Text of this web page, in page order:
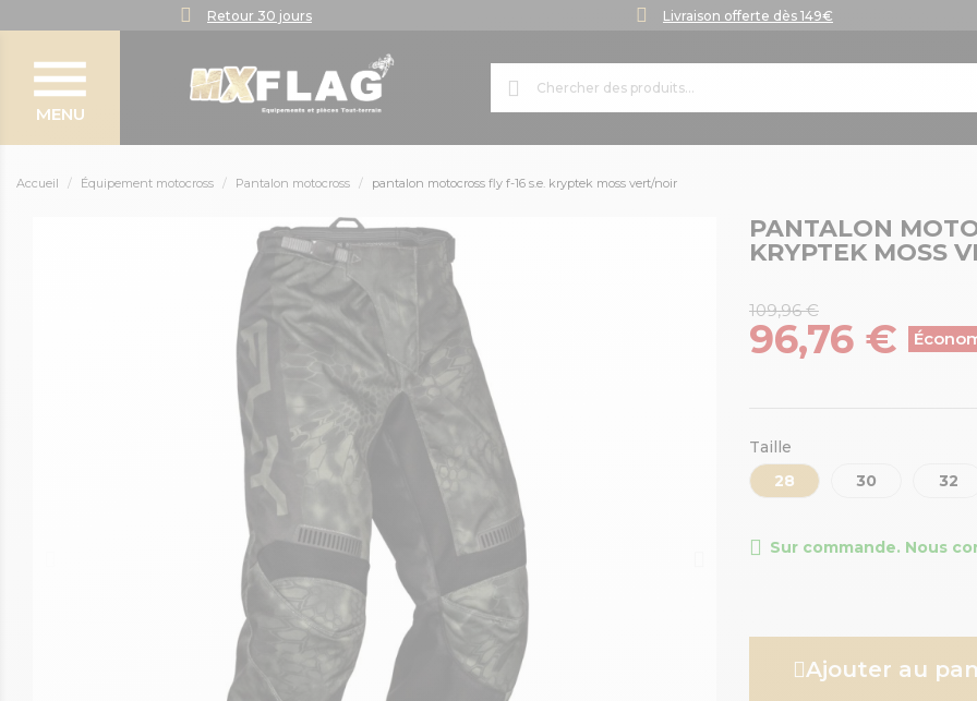
Retour 30 jours Livraison offerte dès 149€
MENU
Accueil Équipement motocross Pantalon motocross pantalon motocross fly f-16 s.e. kryptek moss vert/noir
PANTALON
KRYPTEK MOSS
109,96 €
96,76 €
Taille
28
30 32
Sur commande. Nous
Ajouter au